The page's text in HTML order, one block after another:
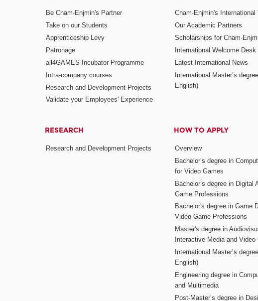
Be Cnam-Enjmin's Partner
Take on our Students
Apprenticeship Levy
Patronage
all4GAMES Incubator Programme
Intra-company courses
Research and Development Projects
Validate your Employees' Experience
Cnam-Enjmin's International
Our Academic Partners
Scholarships for Cnam-
International Welcome Desk
Latest International News
International Master’s
English)
RESEARCH
Research and Development Projects
HOW TO APPLY
Overview
Bachelor’s degree in
for Video Games
Bachelor’s degree in Digital
Game Professions
Bachelor's degree in Game
Video Game Professions
Master's degree in
Interactive Media and Video
International Master’s
English)
Engineering degree in
and Multimedia
Post-Master’s degree in